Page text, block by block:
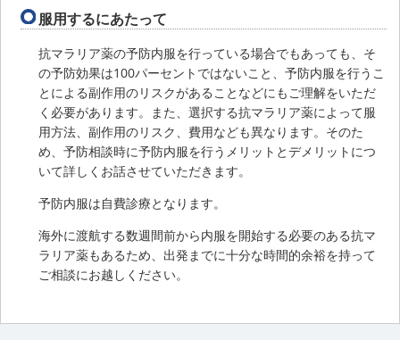
服用するにあたって
抗マラリア薬の予防内服を行っている場合でもあっても、そ
の予防効果は100パーセントではないこと、予防内服を行うこ
とによる副作用のリスクがあることなどにもご理解をいただ
く必要があります。また、選択する抗マラリア薬によって服
用方法、副作用のリスク、費用なども異なります。そのた
め、予防相談時に予防内服を行うメリットとデメリットにつ
いて詳しくお話させていただきます。
予防内服は自費診療となります。
海外に渡航する数週間前から内服を開始する必要のある抗マ
ラリア薬もあるため、出発までに十分な時間的余裕を持って
ご相談にお越しください。